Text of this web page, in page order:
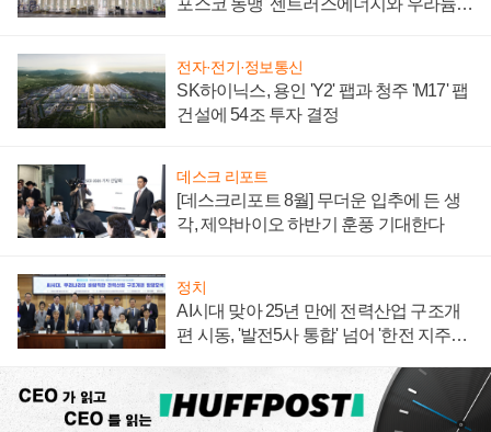
포스코 동맹' 센트러스에너지와 우라늄
전자·전기·정보통신
SK하이닉스, 용인 'Y2' 팹과 청주 'M17' 팹
건설에 54조 투자 결정
데스크 리포트
[데스크리포트 8월] 무더운 입추에 든 생
각, 제약바이오 하반기 훈풍 기대한다
정치
AI시대 맞아 25년 만에 전력산업 구조개
편 시동, '발전5사 통합' 넘어 '한전 지주사'